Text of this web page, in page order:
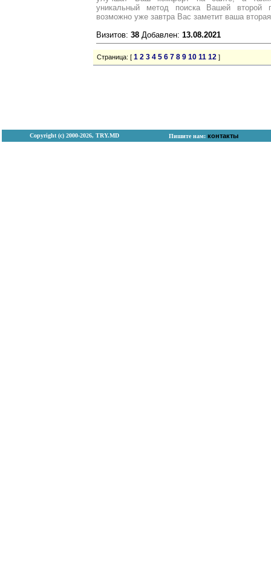
уникальный метод поиска Вашей второй
возможно уже завтра Вас заметит ваша
Визитов: 38 Добавлен: 13.08.2021
Страница: [ 1 2 3 4 5 6 7 8 9 10 11 12 ]
Copyright (с) 2000-2026, TRY.MD Пишите нам: контакты